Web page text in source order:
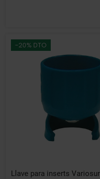
-20% DTO
Llave para inserts